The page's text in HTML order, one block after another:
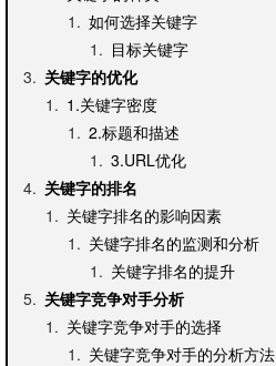
如何选择关键字
目标关键字
关键字的优化
1.关键字密度
2.标题和描述
3.URL优化
关键字的排名
关键字排名的影响因素
关键字排名的监测和分析
关键字排名的提升
关键字竞争对手分析
关键字竞争对手的选择
关键字竞争对手的分析方法